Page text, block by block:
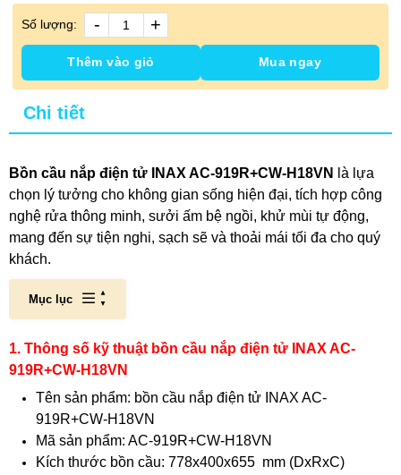
Số lượng: - +
Thêm vào giỏ Mua ngay
Chi tiết
Bồn cầu nắp điện tử INAX AC-919R+CW-H18VN
là lựa
chọn lý tưởng cho không gian sống hiện đại, tích hợp công
nghệ rửa thông minh, sưởi ấm bệ ngồi, khử mùi tự động,
mang đến sự tiện nghi, sạch sẽ và thoải mái tối đa cho quý
khách.
Mục lục
1. Thông số kỹ thuật bồn cầu nắp điện tử INAX AC-
919R+CW-H18VN
Tên sản phẩm: bồn cầu nắp điện tử INAX AC-
919R+CW-H18VN
Mã sản phẩm: AC-919R+CW-H18VN
Kích thước bồn cầu: 778x400x655 mm (DxRxC)